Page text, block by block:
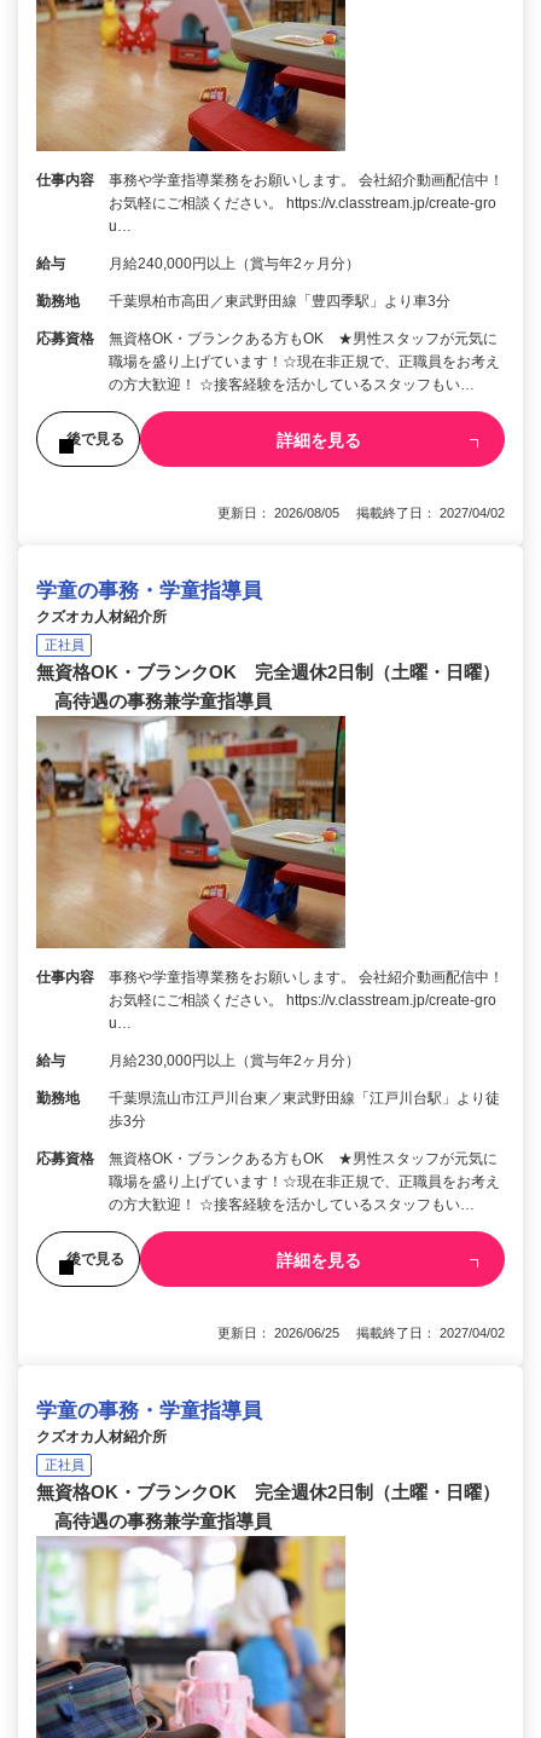
仕事内容
事務や学童指導業務をお願いします。 会社紹介動画配信中！
お気軽にご相談ください。 https://v.classtream.jp/create-gro
u…
給与 月給240,000円以上（賞与年2ヶ月分）
勤務地 千葉県柏市高田／東武野田線「豊四季駅」より車3分
応募資格
無資格OK・ブランクある方もOK ★男性スタッフが元気に
職場を盛り上げています！☆現在非正規で、正職員をお考え
の方大歓迎！ ☆接客経験を活かしているスタッフもい…
後で見る 詳細を見る
更新日： 2026/08/05 掲載終了日： 2027/04/02
学童の事務・学童指導員
クズオカ人材紹介所
正社員
無資格OK・ブランクOK 完全週休2日制（土曜・日曜）
高待遇の事務兼学童指導員
仕事内容
事務や学童指導業務をお願いします。 会社紹介動画配信中！
お気軽にご相談ください。 https://v.classtream.jp/create-gro
u…
給与 月給230,000円以上（賞与年2ヶ月分）
勤務地
千葉県流山市江戸川台東／東武野田線「江戸川台駅」より徒
歩3分
応募資格
無資格OK・ブランクある方もOK ★男性スタッフが元気に
職場を盛り上げています！☆現在非正規で、正職員をお考え
の方大歓迎！ ☆接客経験を活かしているスタッフもい…
後で見る 詳細を見る
更新日： 2026/06/25 掲載終了日： 2027/04/02
学童の事務・学童指導員
クズオカ人材紹介所
正社員
無資格OK・ブランクOK 完全週休2日制（土曜・日曜）
高待遇の事務兼学童指導員